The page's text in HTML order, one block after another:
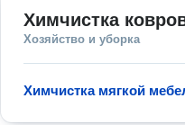
Химчистка
Хозяйство и уборка
Химчистка мягкой